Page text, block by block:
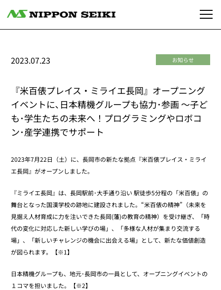
お知らせ
2023.07.23
『米百俵プレイス・ミライエ長岡』オープニング
イベントに､日本精機グループも協力･参画 ～子ど
も･学生たちの未来へ！プログラミングやロボコ
ン･産学連携でサポート
2023年7月22日（土）に、長岡市の新たな拠点『米百俵プレイス・ミライ
エ長岡』がオープンしました。
『ミライエ長岡』は、長岡駅前･大手通り沿い 駅徒歩5分程の「米百俵」の
舞台となった国漢学校の跡地に建設されました。“米百俵の精神”（未来を
見据え人材育成に力を注いできた長岡(藩)の教育の精神）を受け継ぎ、「時
代の変化に対応した新しい学びの場」、「多様な人材が集まり交流する
場」、「新しいチャレンジの機会に出会える場」として、新たな価値創造
が図られます。【※1】
日本精機グループも、地元･長岡市の一員として、オープニングイベントの
１コマを担いました。【※2】